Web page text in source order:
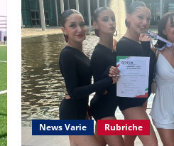
News Varie Rubriche